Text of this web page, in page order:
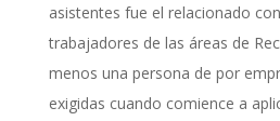
asistentes fue el relacionado
trabajadores de las áreas de
menos una persona de por
exigidas cuando comience a